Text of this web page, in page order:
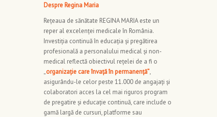
Despre Regina Maria
Rețeaua de sănătate REGINA MARIA este un
reper al excelenței medicale în România.
Investiția continuă în educația și pregătirea
profesională a personalului medical și non-
medical reflectă obiectivul rețelei de a fi o
„organizație care învață în permanență”,
asigurându-le celor peste 11.000 de angajați și
colaboratori acces la cel mai riguros program
de pregatire și educație continuă, care include o
gamă largă de cursuri, platforme sau